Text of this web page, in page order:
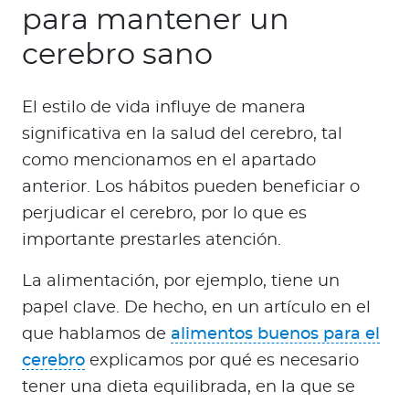
para mantener un
cerebro sano
El estilo de vida influye de manera
significativa en la salud del cerebro, tal
como mencionamos en el apartado
anterior. Los hábitos pueden beneficiar o
perjudicar el cerebro, por lo que es
importante prestarles atención.
La alimentación, por ejemplo, tiene un
papel clave. De hecho, en un artículo en el
que hablamos de alimentos buenos para el
cerebro explicamos por qué es necesario
tener una dieta equilibrada, en la que se